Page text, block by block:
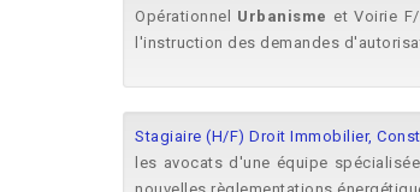
Opérationnel Urbanisme et Voirie
l'instruction des demandes
Stagiaire (H/F) Droit Immobilier,
les avocats d'une équipe